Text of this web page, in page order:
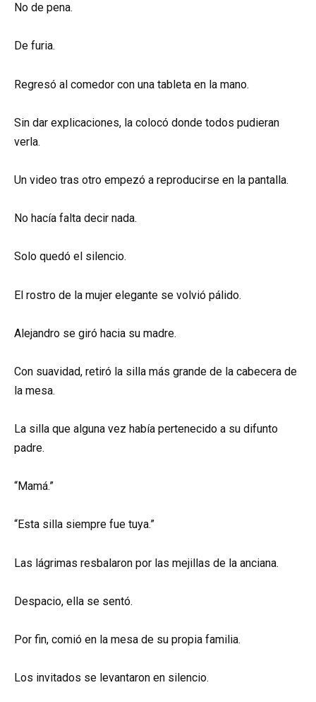
No de pena.
De furia.
Regresó al comedor con una tableta en la mano.
Sin dar explicaciones, la colocó donde todos pudieran
verla.
Un video tras otro empezó a reproducirse en la pantalla.
No hacía falta decir nada.
Solo quedó el silencio.
El rostro de la mujer elegante se volvió pálido.
Alejandro se giró hacia su madre.
Con suavidad, retiró la silla más grande de la cabecera de
la mesa.
La silla que alguna vez había pertenecido a su difunto
padre.
“Mamá.”
“Esta silla siempre fue tuya.”
Las lágrimas resbalaron por las mejillas de la anciana.
Despacio, ella se sentó.
Por fin, comió en la mesa de su propia familia.
Los invitados se levantaron en silencio.